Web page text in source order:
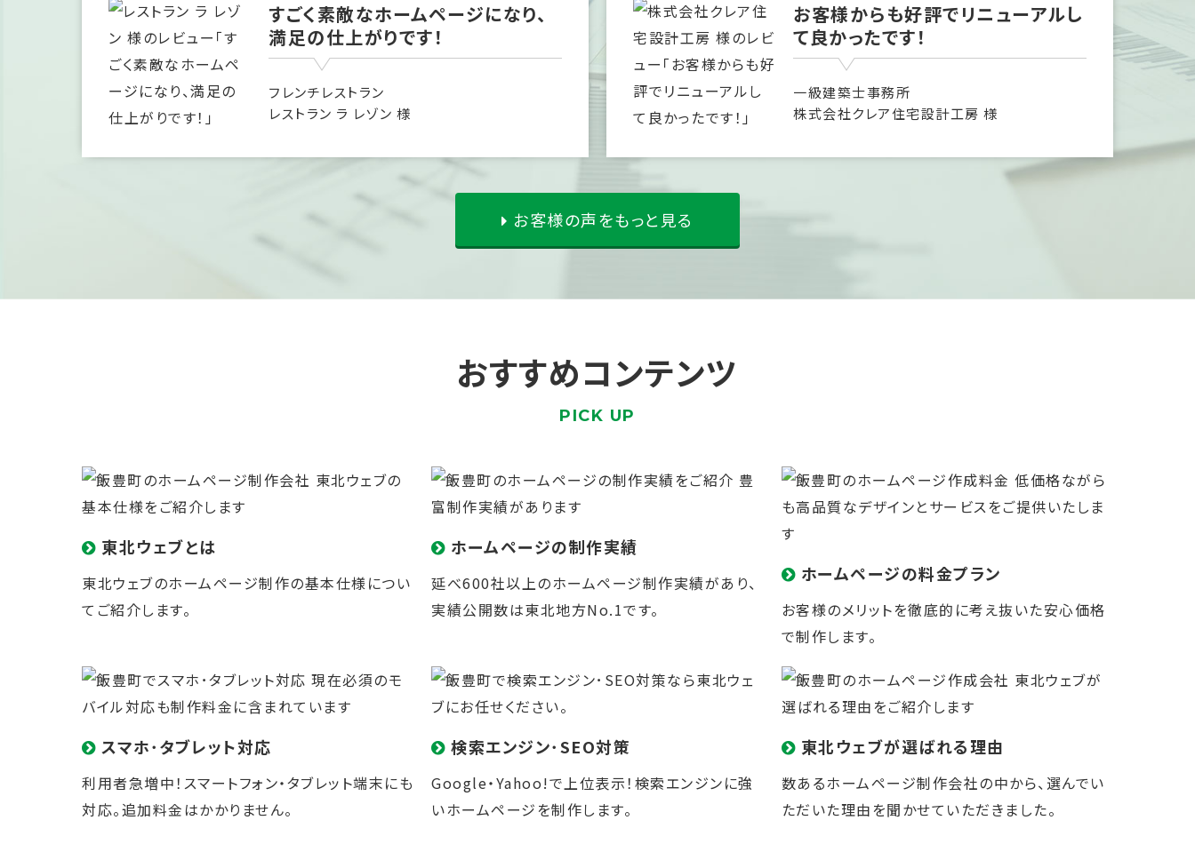
すごく素敵なホームページになり、
満足の仕上がりです！
フレンチレストラン
レストラン ラ レゾン 様
お客様からも好評でリニューアルし
て良かったです！
一級建築士事務所
株式会社クレア住宅設計工房 様
お客様の声をもっと見る
おすすめコンテンツ
PICK UP
東北ウェブとは
東北ウェブのホームページ制作の基本仕様につい
てご紹介します。
ホームページの制作実績
延べ600社以上のホームページ制作実績があり、
実績公開数は東北地方No.1です。
ホームページの料金プラン
お客様のメリットを徹底的に考え抜いた安心価格
で制作します。
スマホ･タブレット対応
利用者急増中！スマートフォン・タブレット端末にも
対応。追加料金はかかりません。
検索エンジン･SEO対策
Google・Yahoo!で上位表示！ 検索エンジンに強
いホームページを制作します。
東北ウェブが選ばれる理由
数あるホームページ制作会社の中から、選んでい
ただいた理由を聞かせていただきました。